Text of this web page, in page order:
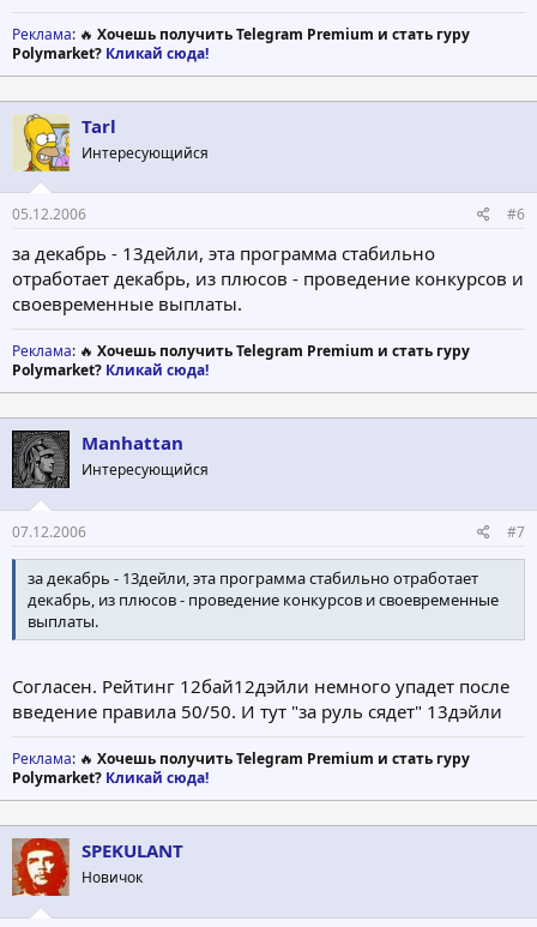
Реклама: 🔥 Хочешь получить Telegram Premium и стать гуру
Polymarket? Кликай сюда!
Tarl
Интересующийся
05.12.2006 #6
за декабрь - 13дейли, эта программа стабильно
отработает декабрь, из плюсов - проведение конкурсов и
своевременные выплаты.
Реклама: 🔥 Хочешь получить Telegram Premium и стать гуру
Polymarket? Кликай сюда!
Manhattan
Интересующийся
07.12.2006 #7
за декабрь - 13дейли, эта программа стабильно отработает
декабрь, из плюсов - проведение конкурсов и своевременные
выплаты.
Согласен. Рейтинг 12бай12дэйли немного упадет после
введение правила 50/50. И тут "за руль сядет" 13дэйли
Реклама: 🔥 Хочешь получить Telegram Premium и стать гуру
Polymarket? Кликай сюда!
SPEKULANT
Новичок